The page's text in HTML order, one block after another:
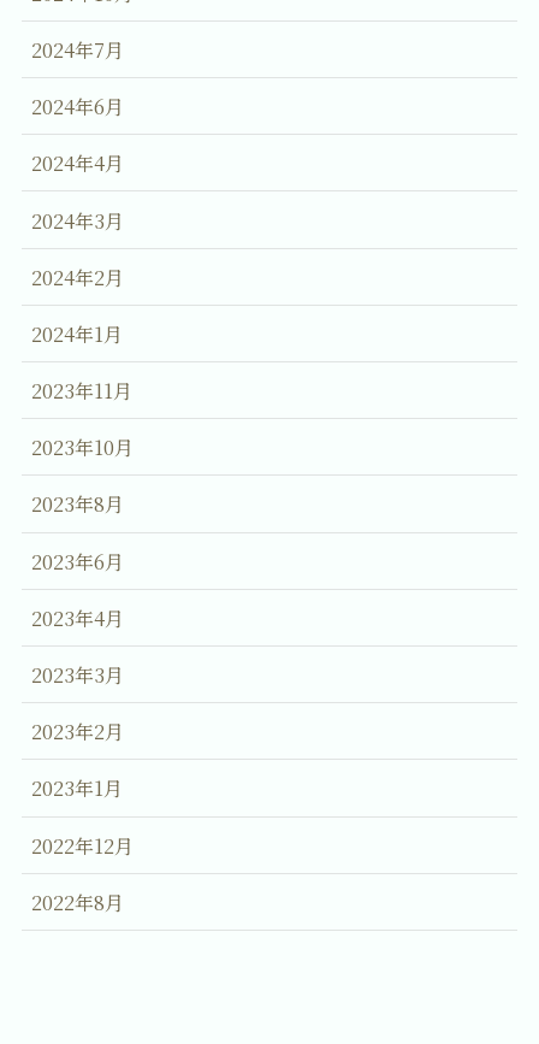
2024年7月
2024年6月
2024年4月
2024年3月
2024年2月
2024年1月
2023年11月
2023年10月
2023年8月
2023年6月
2023年4月
2023年3月
2023年2月
2023年1月
2022年12月
2022年8月